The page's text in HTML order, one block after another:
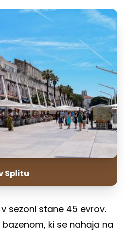
Splitu
sezoni stane 45 evrov.
ki se nahaja na